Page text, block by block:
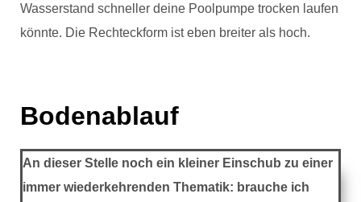
Wasserstand schneller deine Poolpumpe trocken laufen
könnte. Die Rechteckform ist eben breiter als hoch.
Bodenablauf
An dieser Stelle noch ein kleiner Einschub zu einer
immer wiederkehrenden Thematik: brauche ich